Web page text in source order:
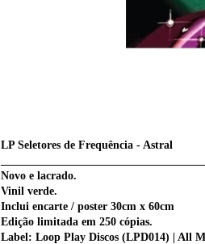
LP Seletores de Frequência - Astral
Novo e lacrado.
Vinil verde.
Inclui encarte / poster 30cm x 60cm
Edição limitada em 250 cópias.
Label: Loop Play Discos ‎(LPD014) | All